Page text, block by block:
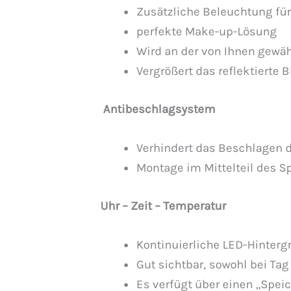
Zusätzliche Beleuchtung
perfekte Make-up-Lösung
Wird an der von Ihnen
Vergrößert das reflektierte
Antibeschlagsystem
Verhindert das Beschlagen
Montage im Mittelteil des
Uhr – Zeit – Temperatur
Kontinuierliche LED-
Gut sichtbar, sowohl bei
Es verfügt über einen